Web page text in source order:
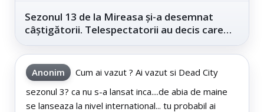
Sezonul 13 de la Mireasa și-a desemnat
câștigătorii. Telespectatorii au decis care
Anonim
Cum ai vazut ? Ai vazut si Dead City
sezonul 3? ca nu s-a lansat inca....de abia de maine
se lanseaza la nivel international... tu probabil ai